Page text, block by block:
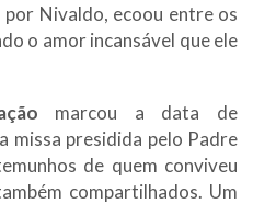
por Nivaldo, ecoou entre os
o amor incansável que ele
marcou a data de
missa presidida pelo Padre
de quem conviveu
compartilhados. Um